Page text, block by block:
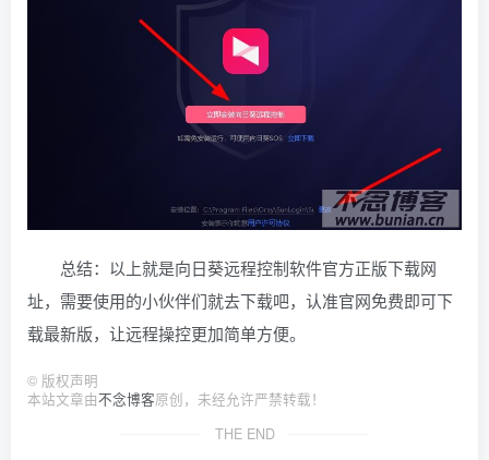
总结：以上就是向日葵远程控制软件官方正版下载网
址，需要使用的小伙伴们就去下载吧，认准官网免费即可下
载最新版，让远程操控更加简单方便。
© 版权声明
本站文章由不念博客原创，未经允许严禁转载！
THE END